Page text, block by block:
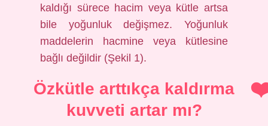
kaldığı sürece hacim veya kütle artsa
bile yoğunluk değişmez. Yoğunluk
maddelerin hacmine veya kütlesine
bağlı değildir (Şekil 1).
Özkütle arttıkça kaldırma
kuvveti artar mı?